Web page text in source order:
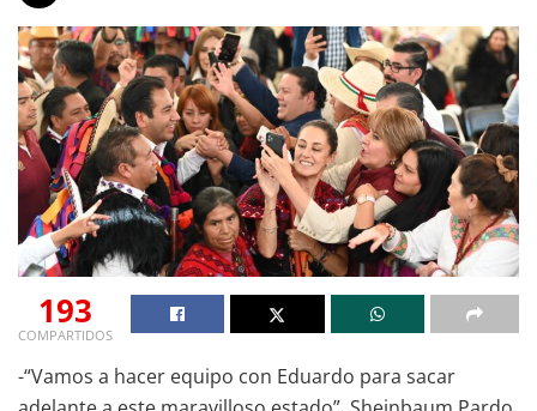
193
COMPARTIDOS
-“Vamos a hacer equipo con Eduardo para sacar